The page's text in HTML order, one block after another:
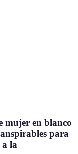
mujer en blanco
para
a la